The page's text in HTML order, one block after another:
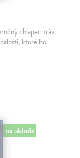
chlapec trávi
ktoré ho
na sklade